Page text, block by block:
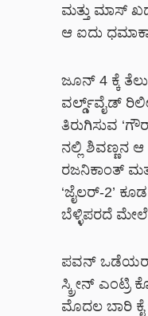
ಮತ್ತು ಮಾಸ್
ಆ ಐದು
ಜೂನ್ 4 ಕ್ಕೆ
ವರ್ಲ್ಡ್‌ವೈಡ್
ತಿರುಗಿಸುವ
ನಲ್ಲಿ ಶಿವಣ್ಣನ
ರಜನಿಕಾಂತ್
‘ಜೈಲರ್-2’
ಬೆಳ್ಳಿಪರದೆ
ಪವನ್ ಒಡೆಯರ್
ಸ್ಕ್ರೀನ್ ಎಂಟ್ರಿ
ಮೊದಲ ಬಾರಿ